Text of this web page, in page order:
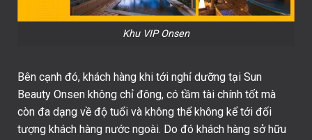
Khu VIP Onsen
Bên cạnh đó, khách hàng khi tới nghỉ dưỡng tại Sun
Beauty Onsen không chỉ đông, có tầm tài chính tốt mà
còn đa dạng về độ tuổi và không thể không kể tới đối
tượng khách hàng nước ngoài. Do đó khách hàng sở hữu